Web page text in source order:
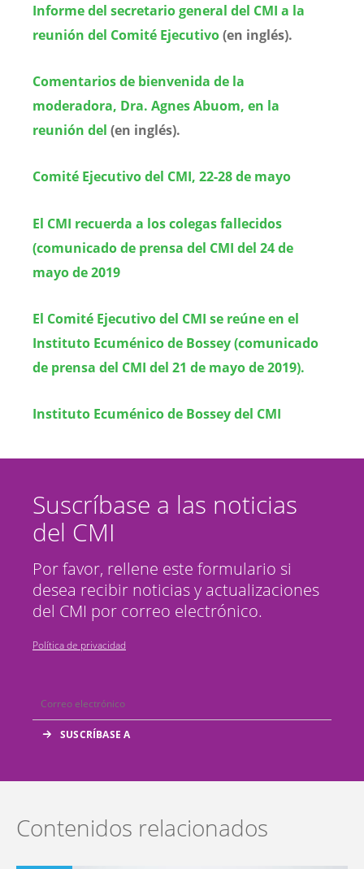
Informe del secretario general del CMI a la
reunión del Comité Ejecutivo(en inglés).
Comentarios de bienvenida de la
moderadora, Dra. Agnes Abuom, en la
reunión del (en inglés).
Comité Ejecutivo del CMI, 22-28 de mayo
El CMI recuerda a los colegas fallecidos
(comunicado de prensa del CMI del 24 de
mayo de 2019
El Comité Ejecutivo del CMI se reúne en el
Instituto Ecuménico de Bossey (comunicado
de prensa del CMI del 21 de mayo de 2019).
Instituto Ecuménico de Bossey del CMI
Suscríbase a las noticias
del CMI
Por favor, rellene este formulario si
desea recibir noticias y actualizaciones
del CMI por correo electrónico.
Política de privacidad
Contenidos relacionados